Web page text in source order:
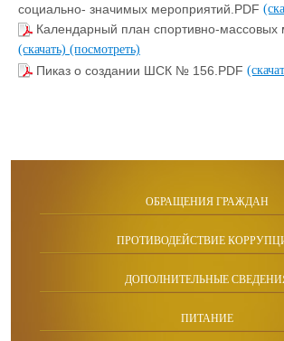
социально- значимых мероприятий.PDF
Календарный план спортивно-массовых
(скачать) (посмотреть)
Пиказ о создании ШСК № 156.PDF
ОБРАЩЕНИЯ ГРАЖДАН
ПРОТИВОДЕЙСТВИЕ
ДОПОЛНИТЕЛЬНЫЕ
ПИТАНИЕ